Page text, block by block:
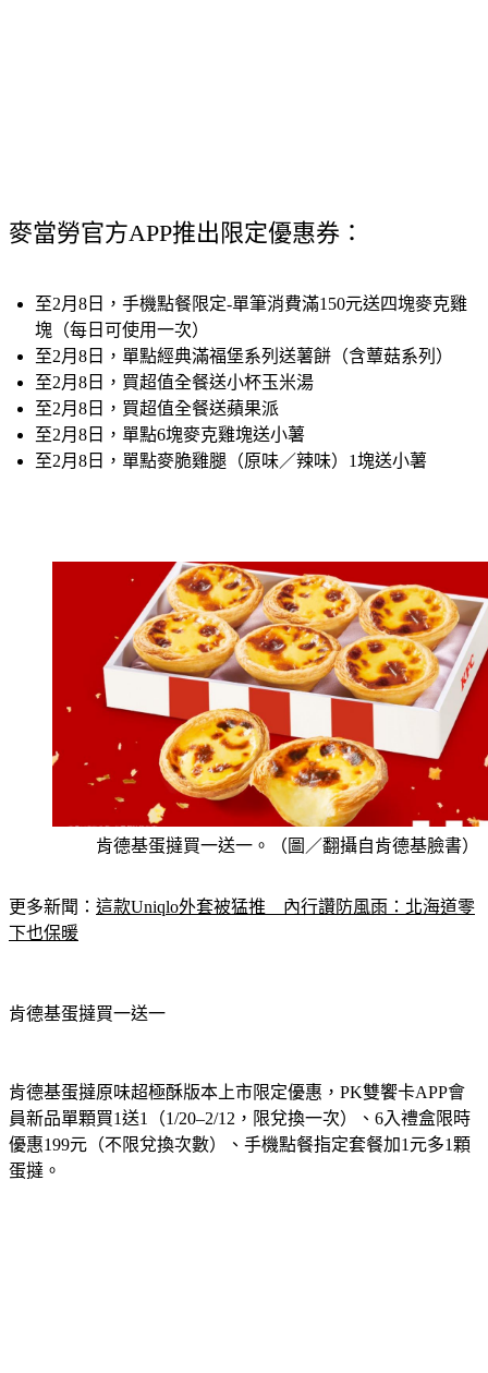
麥當勞官方APP推出限定優惠券：
至2月8日，手機點餐限定-單筆消費滿150元送四塊麥克雞
塊（每日可使用一次）
至2月8日，單點經典滿福堡系列送薯餅（含蕈菇系列）
至2月8日，買超值全餐送小杯玉米湯
至2月8日，買超值全餐送蘋果派
至2月8日，單點6塊麥克雞塊送小薯
至2月8日，單點麥脆雞腿（原味／辣味）1塊送小薯
肯德基蛋撻買一送一。（圖／翻攝自肯德基臉書）
更多新聞： 這款Uniqlo外套被猛推　內行讚防風雨：北海道零
下也保暖
肯德基蛋撻買一送一
肯德基蛋撻原味超極酥版本上市限定優惠，PK雙饗卡APP會
員新品單顆買1送1（1/20–2/12，限兌換一次）、6入禮盒限時
優惠199元（不限兌換次數）、手機點餐指定套餐加1元多1顆
蛋撻。